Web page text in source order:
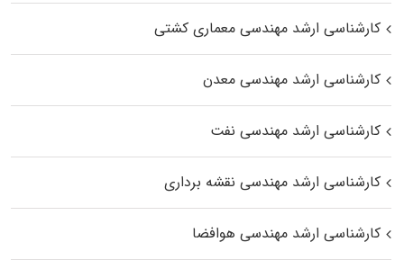
کارشناسی ارشد مهندسی معماری کشتی
کارشناسی ارشد مهندسی معدن
کارشناسی ارشد مهندسی نفت
کارشناسی ارشد مهندسی نقشه برداری
کارشناسی ارشد مهندسی هوافضا